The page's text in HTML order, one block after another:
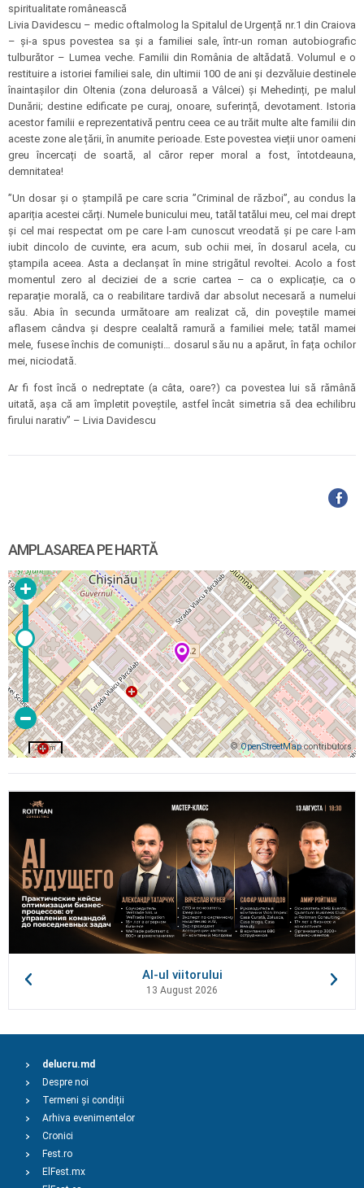
spiritualitate românească
Livia Davidescu – medic oftalmolog la Spitalul de Urgență nr.1 din Craiova
– și-a spus povestea sa și a familiei sale, într-un roman autobiografic
tulburător – Lumea veche. Familii din România de altădată. Volumul e o
restituire a istoriei familiei sale, din ultimii 100 de ani și dezvăluie destinele
înaintașilor din Oltenia (zona deluroasă a Vâlcei) și Mehedinți, pe malul
Dunării; destine edificate pe curaj, onoare, suferință, devotament. Istoria
acestor familii e reprezentativă pentru ceea ce au trăit multe alte familii din
aceste zone ale țării, în anumite perioade. Este povestea vieții unor oameni
greu încercați de soartă, al căror reper moral a fost, întotdeauna,
demnitatea!
”Un dosar și o ștampilă pe care scria ”Criminal de război”, au condus la
apariția acestei cărți. Numele bunicului meu, tatăl tatălui meu, cel mai drept
și cel mai respectat om pe care l-am cunoscut vreodată și pe care l-am
iubit dincolo de cuvinte, era acum, sub ochii mei, în dosarul acela, cu
ștampila aceea. Asta a declanșat în mine strigătul revoltei. Acolo a fost
momentul zero al deciziei de a scrie cartea – ca o explicație, ca o
reparație morală, ca o reabilitare tardivă dar absolut necesară a numelui
său. Abia în secunda următoare am realizat că, din poveștile mamei
aflasem cândva și despre cealaltă ramură a familiei mele; tatăl mamei
mele, fusese închis de comuniști… dosarul său nu a apărut, în fața ochilor
mei, niciodată.
Ar fi fost încă o nedreptate (a câta, oare?) ca povestea lui să rămână
uitată, așa că am împletit poveștile, astfel încât simetria să dea echilibru
firului narativ” – Livia Davidescu
AMPLASAREA PE HARTĂ
©OpenStreetMapcontributors
200 m
AI-ul viitorului
13 August 2026
delucru.md
Despre noi
Termeni și condiții
Arhiva evenimentelor
Cronici
Fest.ro
ElFest.mx